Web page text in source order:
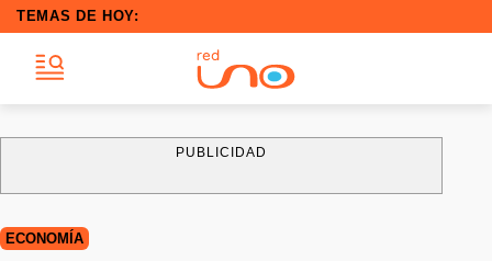
TEMAS DE HOY:
PUBLICIDAD
ECONOMÍA